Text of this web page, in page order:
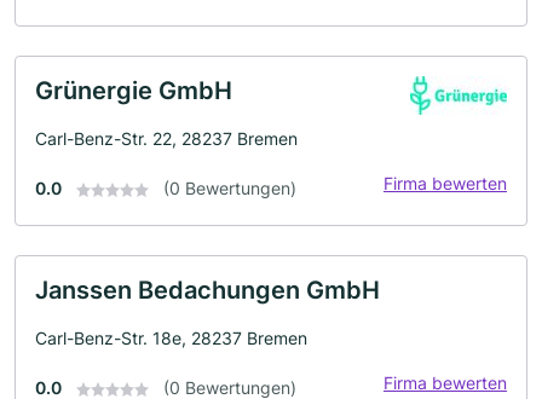
Grünergie GmbH
Carl-Benz-Str. 22, 28237 Bremen
0.0 (0 Bewertungen) Firma bewerten
Janssen Bedachungen GmbH
Carl-Benz-Str. 18e, 28237 Bremen
0.0 (0 Bewertungen) Firma bewerten